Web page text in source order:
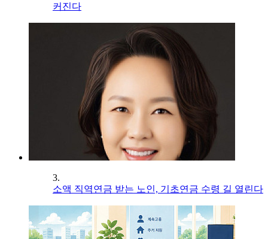
커진다
3.
소액 직역연금 받는 노인, 기초연금 수령 길 열린다